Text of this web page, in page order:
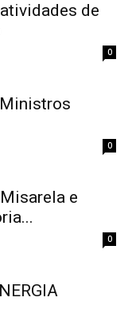
de
0
0
e
0